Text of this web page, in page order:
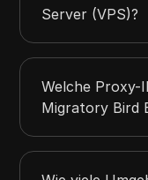
Server (VPS)?
Welche
Migratory Bird